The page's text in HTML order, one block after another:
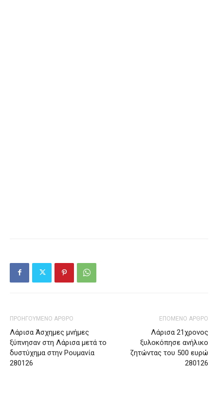
ΠΡΟΗΓΟΥΜΕΝΟ ΑΡΘΡΟ
Λάρισα Άσχημες μνήμες
ξύπνησαν στη Λάρισα μετά το
δυστύχημα στην Ρουμανία
280126
ΕΠΟΜΕΝΟ ΑΡΘΡΟ
Λάρισα 21χρονος
ξυλοκόπησε ανήλικο
ζητώντας του 500 ευρώ
280126